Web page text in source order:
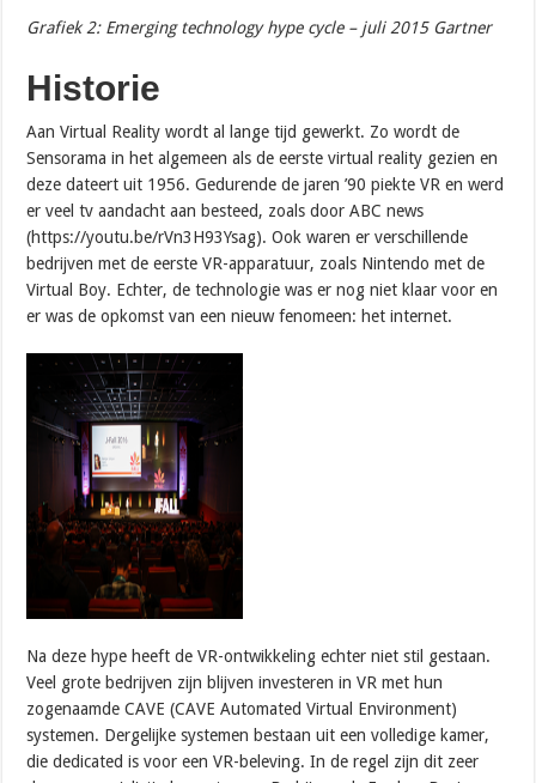
Grafiek 2: Emerging technology hype cycle – juli 2015 Gartner
Historie
Aan Virtual Reality wordt al lange tijd gewerkt. Zo wordt de
Sensorama in het algemeen als de eerste virtual reality gezien en
deze dateert uit 1956. Gedurende de jaren ’90 piekte VR en werd
er veel tv aandacht aan besteed, zoals door ABC news
(https://youtu.be/rVn3H93Ysag). Ook waren er verschillende
bedrijven met de eerste VR-apparatuur, zoals Nintendo met de
Virtual Boy. Echter, de technologie was er nog niet klaar voor en
er was de opkomst van een nieuw fenomeen: het internet.
Na deze hype heeft de VR-ontwikkeling echter niet stil gestaan.
Veel grote bedrijven zijn blijven investeren in VR met hun
zogenaamde CAVE (CAVE Automated Virtual Environment)
systemen. Dergelijke systemen bestaan uit een volledige kamer,
die dedicated is voor een VR-beleving. In de regel zijn dit zeer